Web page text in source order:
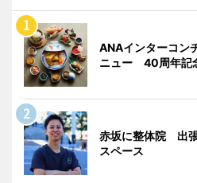
ANAインターコン
ニュー 40周年記
赤坂に整体院 出
スペース